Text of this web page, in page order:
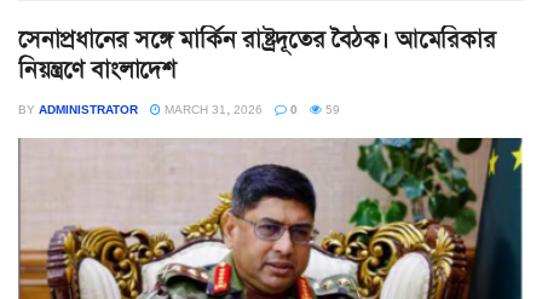
সেনাপ্রধানের সঙ্গে মার্কিন রাষ্ট্রদূতের বৈঠক। আমেরিকার
নিয়ন্ত্রণে বাংলাদেশ
BY ADMINISTRATOR MARCH 31, 2026 0 59